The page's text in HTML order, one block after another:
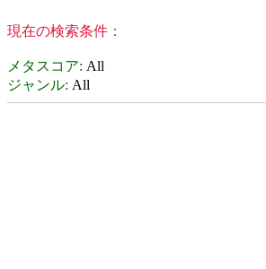
現在の検索条件：
メタスコア: All
ジャンル: All